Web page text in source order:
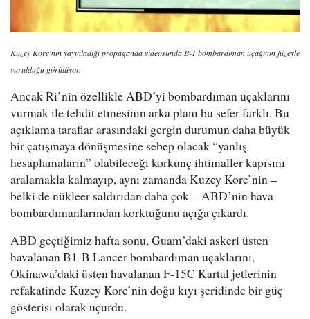
Kuzey Kore'nin yayınladığı propaganda videosunda B-1 bombardıman uçağının füzeyle
vurulduğu görülüyor.
Ancak Ri’nin özellikle ABD’yi bombardıman uçaklarını
vurmak ile tehdit etmesinin arka planı bu sefer farklı. Bu
açıklama taraflar arasındaki gergin durumun daha büyük
bir çatışmaya dönüşmesine sebep olacak “yanlış
hesaplamaların” olabileceği korkunç ihtimaller kapısını
aralamakla kalmayıp, aynı zamanda Kuzey Kore’nin –
belki de nükleer saldırıdan daha çok—ABD’nin hava
bombardımanlarından korktuğunu açığa çıkardı.
ABD geçtiğimiz hafta sonu, Guam’daki askeri üsten
havalanan B1-B Lancer bombardıman uçaklarını,
Okinawa’daki üsten havalanan F-15C Kartal jetlerinin
refakatinde Kuzey Kore’nin doğu kıyı şeridinde bir güç
gösterisi olarak uçurdu.